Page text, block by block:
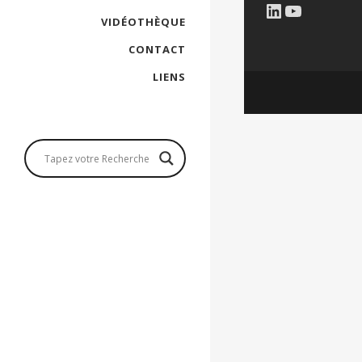
VIDÉOTHÈQUE
CONTACT
LIENS
LinkedIn
YouTube